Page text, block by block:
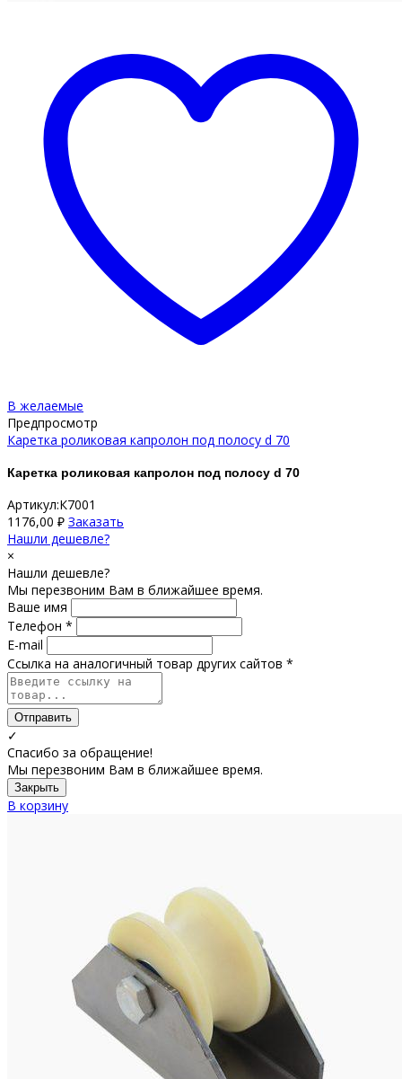
В желаемые
Предпросмотр
Каретка роликовая капролон под полосу d 70
Каретка роликовая капролон под полосу d 70
Артикул:К7001
1176,00 ₽ Заказать
Нашли дешевле?
×
Нашли дешевле?
Мы перезвоним Вам в ближайшее время.
Ваше имя
Телефон *
E-mail
Ссылка на аналогичный товар других сайтов *
Отправить
✓
Спасибо за обращение!
Мы перезвоним Вам в ближайшее время.
Закрыть
В корзину